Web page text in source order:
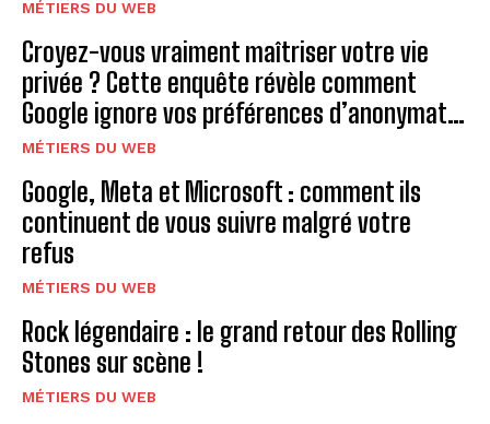
MÉTIERS DU WEB
Croyez-vous vraiment maîtriser votre vie
privée ? Cette enquête révèle comment
Google ignore vos préférences d’anonymat…
MÉTIERS DU WEB
Google, Meta et Microsoft : comment ils
continuent de vous suivre malgré votre
refus
MÉTIERS DU WEB
Rock légendaire : le grand retour des Rolling
Stones sur scène !
MÉTIERS DU WEB